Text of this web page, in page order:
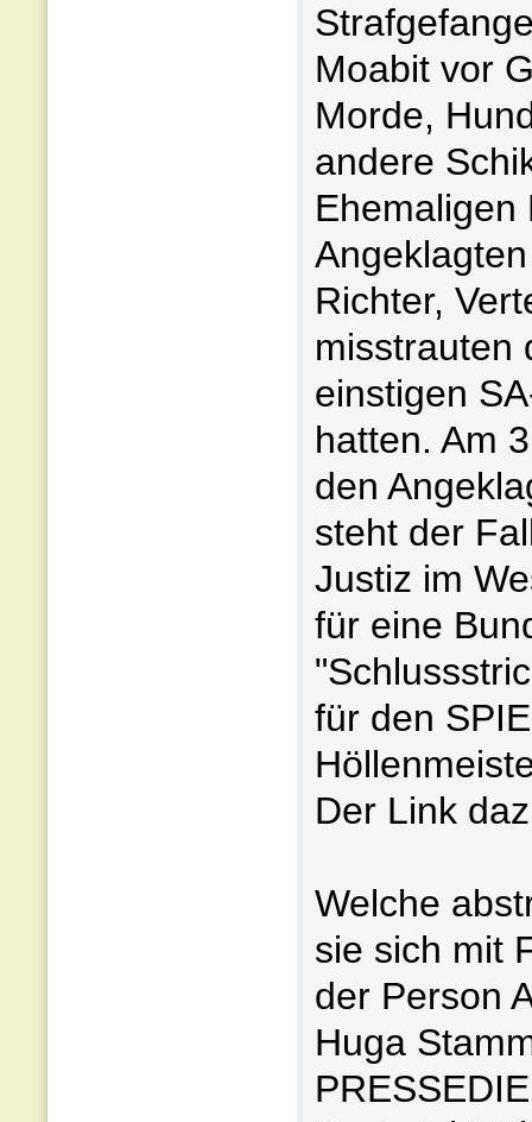
Moabit vor
Morde,
andere
Ehemaligen
Richter,
misstrauten
einstigen
hatten. Am
den
steht der
Justiz im
für eine
für den
Der Link
Welche
sie sich mit
der Person
Huga